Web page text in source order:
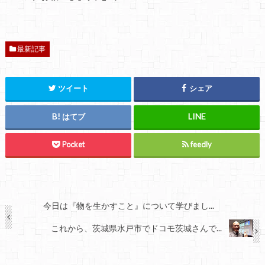
最新記事
ツイート シェア
はてブ
Pocket feedly
今日は『物を生かすこと』について学びまし...
これから、茨城県水戸市でドコモ茨城さんで...